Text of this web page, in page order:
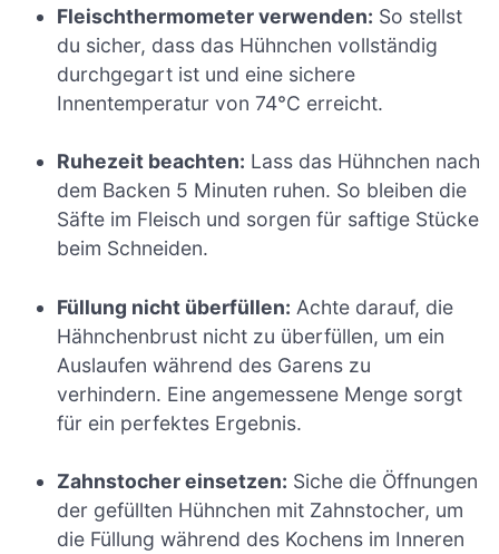
Fleischthermometer verwenden: So stellst
du sicher, dass das Hühnchen vollständig
durchgegart ist und eine sichere
Innentemperatur von 74°C erreicht.
Ruhezeit beachten: Lass das Hühnchen nach
dem Backen 5 Minuten ruhen. So bleiben die
Säfte im Fleisch und sorgen für saftige Stücke
beim Schneiden.
Füllung nicht überfüllen: Achte darauf, die
Hähnchenbrust nicht zu überfüllen, um ein
Auslaufen während des Garens zu
verhindern. Eine angemessene Menge sorgt
für ein perfektes Ergebnis.
Zahnstocher einsetzen: Siche die Öffnungen
der gefüllten Hühnchen mit Zahnstocher, um
die Füllung während des Kochens im Inneren